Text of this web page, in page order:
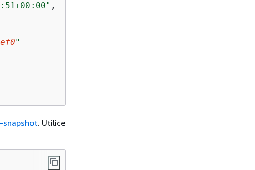
,
"
snapshot. Utilice